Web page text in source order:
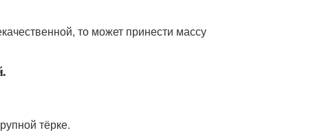
то может принести массу
тёрке.